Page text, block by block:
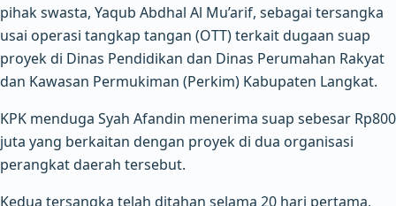
pihak swasta, Yaqub Abdhal Al Mu’arif, sebagai tersangka
usai operasi tangkap tangan (OTT) terkait dugaan suap
proyek di Dinas Pendidikan dan Dinas Perumahan Rakyat
dan Kawasan Permukiman (Perkim) Kabupaten Langkat.
KPK menduga Syah Afandin menerima suap sebesar Rp800
juta yang berkaitan dengan proyek di dua organisasi
perangkat daerah tersebut.
Kedua tersangka telah ditahan selama 20 hari pertama,